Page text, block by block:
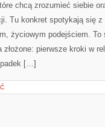
chcą zrozumieć siebie
Tu konkret spotykają się z
życiowym podejściem. To
pierwsze kroki w
[…]